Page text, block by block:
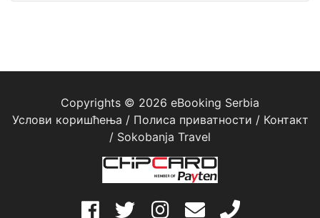
Copyrights © 2026 eBooking Serbia
Услови коришћења / Полиса приватности / Контакт
/ Sokobanja Travel